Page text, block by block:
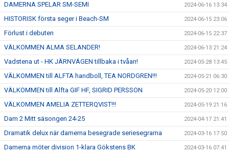
DAMERNA SPELAR SM-SEMI 2024-06-16 13:34
HISTORISK första seger i Beach-SM 2024-06-15 23:06
Förlust i debuten 2024-06-15 22:37
VÄLKOMMEN ALMA SELANDER! 2024-06-13 21:24
Vadstena ut - HK JÄRNVÄGEN tillbaka i tvåan! 2024-05-28 13:45
VÄLKOMMEN till ALFTA handboll, TEA NORDGREN!!! 2024-05-21 06:30
VÄLKOMMEN till Alfta GIF HF, SIGRID PERSSON 2024-05-20 12:00
VÄLKOMMEN AMELIA ZETTERQVIST!!! 2024-05-19 21:16
Dam 2 Mitt säsongen 24-25 2024-04-17 21:41
Dramatik delux när damerna besegrade seriesegrarna 2024-03-16 17:50
Damerna möter division 1-klara Gökstens BK 2024-03-16 07:41